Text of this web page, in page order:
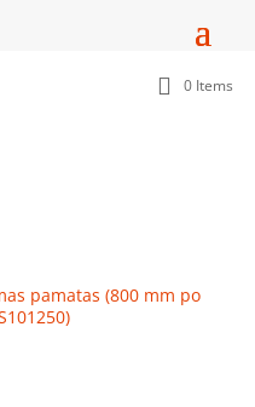
0 Items
pamatas (800 mm po